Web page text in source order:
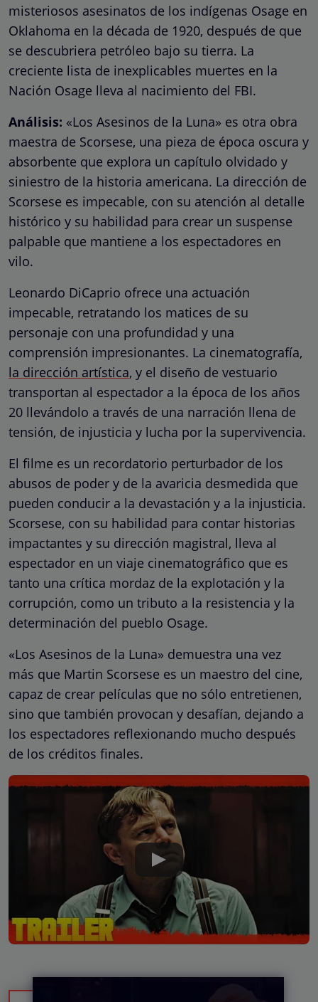
misteriosos asesinatos de los indígenas Osage en
Oklahoma en la década de 1920, después de que
se descubriera petróleo bajo su tierra. La
creciente lista de inexplicables muertes en la
Nación Osage lleva al nacimiento del FBI.
Análisis: «Los Asesinos de la Luna» es otra obra
maestra de Scorsese, una pieza de época oscura y
absorbente que explora un capítulo olvidado y
siniestro de la historia americana. La dirección de
Scorsese es impecable, con su atención al detalle
histórico y su habilidad para crear un suspense
palpable que mantiene a los espectadores en
vilo.
Leonardo DiCaprio ofrece una actuación
impecable, retratando los matices de su
personaje con una profundidad y una
comprensión impresionantes. La cinematografía,
la dirección artística, y el diseño de vestuario
transportan al espectador a la época de los años
20 llevándolo a través de una narración llena de
tensión, de injusticia y lucha por la supervivencia.
El filme es un recordatorio perturbador de los
abusos de poder y de la avaricia desmedida que
pueden conducir a la devastación y a la injusticia.
Scorsese, con su habilidad para contar historias
impactantes y su dirección magistral, lleva al
espectador en un viaje cinematográfico que es
tanto una crítica mordaz de la explotación y la
corrupción, como un tributo a la resistencia y la
determinación del pueblo Osage.
«Los Asesinos de la Luna» demuestra una vez
más que Martin Scorsese es un maestro del cine,
capaz de crear películas que no sólo entretienen,
sino que también provocan y desafían, dejando a
los espectadores reflexionando mucho después
de los créditos finales.